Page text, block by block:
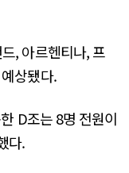
, 아르헨티나, 프
상됐다.
D조는 8명 전원이
다.